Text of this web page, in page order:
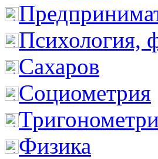
Психология,
Сахаров
Социометрия
Физика